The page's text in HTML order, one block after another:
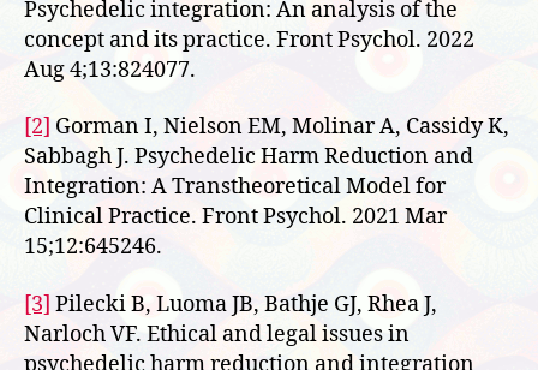
Psychedelic integration: An analysis of the
concept and its practice. Front Psychol. 2022
Aug 4;13:824077.
[2] Gorman I, Nielson EM, Molinar A, Cassidy K,
Sabbagh J. Psychedelic Harm Reduction and
Integration: A Transtheoretical Model for
Clinical Practice. Front Psychol. 2021 Mar
15;12:645246.
[3] Pilecki B, Luoma JB, Bathje GJ, Rhea J,
Narloch VF. Ethical and legal issues in
psychedelic harm reduction and integration